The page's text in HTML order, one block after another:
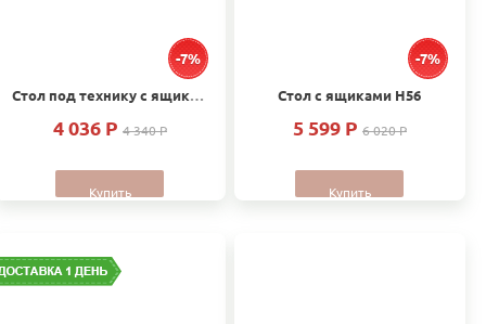
-7%
Стол под технику с ящиком Н66
4 036 P 4 340 P
Купить
-7%
Стол с ящиками Н56
5 599 P 6 020 P
Купить